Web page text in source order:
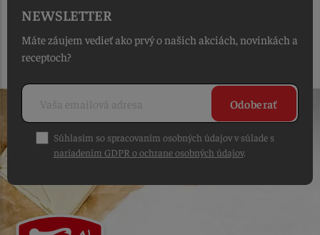
NEWSLETTER
Máte záujem vedieť ako prvý o našich akciách, novinkách a
receptoch?
Odoberať
Súhlasím so spracovaním osobných údajov v súlade s
nariadením GDPR o ochrane osobných údajov.